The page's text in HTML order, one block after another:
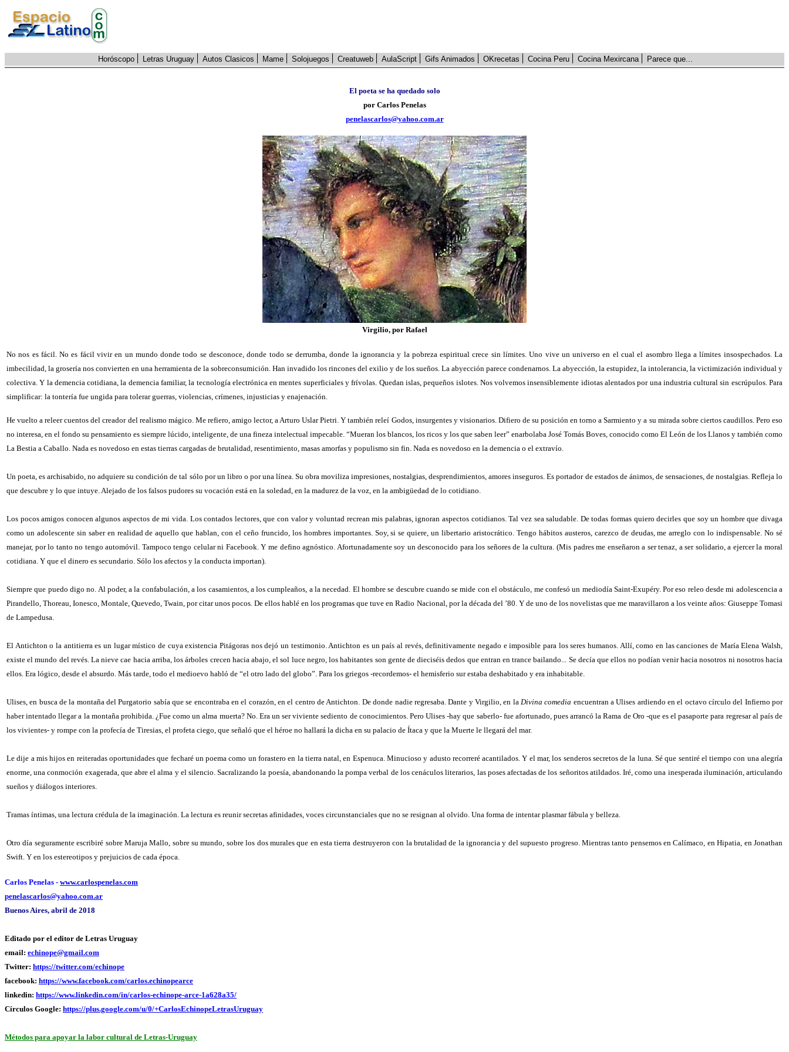
Horóscopo Letras Uruguay Autos Clasicos Mame Solojuegos Creatuweb AulaScript Gifs Animados OKrecetas Cocina Peru Cocina Mexircana Parece que...
El poeta se ha quedado solo
por Carlos Penelas
penelascarlos@yahoo.com.ar
Virgilio, por Rafael
No nos es fácil. No es fácil vivir en un mundo donde todo se desconoce, donde todo se derrumba, donde la ignorancia y la pobreza espiritual crece sin límites. Uno vive un universo en el cual el asombro llega a límites insospechados. La
imbecilidad, la grosería nos convierten en una herramienta de la sobreconsumición. Han invadido los rincones del exilio y de los sueños. La abyección parece condenarnos. La abyección, la estupidez, la intolerancia, la victimización individual y
colectiva. Y la demencia cotidiana, la demencia familiar, la tecnología electrónica en mentes superficiales y frívolas. Quedan islas, pequeños islotes. Nos volvemos insensiblemente idiotas alentados por una industria cultural sin escrúpulos. Para
simplificar: la tontería fue ungida para tolerar guerras, violencias, crímenes, injusticias y enajenación.
He vuelto a releer cuentos del creador del realismo mágico. Me refiero, amigo lector, a Arturo Uslar Pietri. Y también releí Godos, insurgentes y visionarios. Difiero de su posición en torno a Sarmiento y a su mirada sobre ciertos caudillos. Pero eso
no interesa, en el fondo su pensamiento es siempre lúcido, inteligente, de una fineza intelectual impecable. “Mueran los blancos, los ricos y los que saben leer” enarbolaba José Tomás Boves, conocido como El León de los Llanos y también como
La Bestia a Caballo. Nada es novedoso en estas tierras cargadas de brutalidad, resentimiento, masas amorfas y populismo sin fin. Nada es novedoso en la demencia o el extravío.
Un poeta, es archisabido, no adquiere su condición de tal sólo por un libro o por una línea. Su obra moviliza impresiones, nostalgias, desprendimientos, amores inseguros. Es portador de estados de ánimos, de sensaciones, de nostalgias. Refleja lo
que descubre y lo que intuye. Alejado de los falsos pudores su vocación está en la soledad, en la madurez de la voz, en la ambigüedad de lo cotidiano.
Los pocos amigos conocen algunos aspectos de mi vida. Los contados lectores, que con valor y voluntad recrean mis palabras, ignoran aspectos cotidianos. Tal vez sea saludable. De todas formas quiero decirles que soy un hombre que divaga
como un adolescente sin saber en realidad de aquello que hablan, con el ceño fruncido, los hombres importantes. Soy, si se quiere, un libertario aristocrático. Tengo hábitos austeros, carezco de deudas, me arreglo con lo indispensable. No sé
manejar, por lo tanto no tengo automóvil. Tampoco tengo celular ni Facebook. Y me defino agnóstico. Afortunadamente soy un desconocido para los señores de la cultura. (Mis padres me enseñaron a ser tenaz, a ser solidario, a ejercer la moral
cotidiana. Y que el dinero es secundario. Sólo los afectos y la conducta importan).
Siempre que puedo digo no. Al poder, a la confabulación, a los casamientos, a los cumpleaños, a la necedad. El hombre se descubre cuando se mide con el obstáculo, me confesó un mediodía Saint-Exupéry. Por eso releo desde mi adolescencia a
Pirandello, Thoreau, Ionesco, Montale, Quevedo, Twain, por citar unos pocos. De ellos hablé en los programas que tuve en Radio Nacional, por la década del ’80. Y de uno de los novelistas que me maravillaron a los veinte años: Giuseppe Tomasi
de Lampedusa.
El Antichton o la antitierra es un lugar místico de cuya existencia Pitágoras nos dejó un testimonio. Antichton es un país al revés, definitivamente negado e imposible para los seres humanos. Allí, como en las canciones de María Elena Walsh,
existe el mundo del revés. La nieve cae hacia arriba, los árboles crecen hacia abajo, el sol luce negro, los habitantes son gente de dieciséis dedos que entran en trance bailando... Se decía que ellos no podían venir hacia nosotros ni nosotros hacia
ellos. Era lógico, desde el absurdo. Más tarde, todo el medioevo habló de “el otro lado del globo”. Para los griegos -recordemos- el hemisferio sur estaba deshabitado y era inhabitable.
Ulises, en busca de la montaña del Purgatorio sabía que se encontraba en el corazón, en el centro de Antichton. De donde nadie regresaba. Dante y Virgilio, en la Divina comedia encuentran a Ulises ardiendo en el octavo círculo del Infierno por
haber intentado llegar a la montaña prohibida. ¿Fue como un alma muerta? No. Era un ser viviente sediento de conocimientos. Pero Ulises -hay que saberlo- fue afortunado, pues arrancó la Rama de Oro -que es el pasaporte para regresar al país de
los vivientes- y rompe con la profecía de Tiresias, el profeta ciego, que señaló que el héroe no hallará la dicha en su palacio de Ítaca y que la Muerte le llegará del mar.
Le dije a mis hijos en reiteradas oportunidades que fecharé un poema como un forastero en la tierra natal, en Espenuca. Minucioso y adusto recorreré acantilados. Y el mar, los senderos secretos de la luna. Sé que sentiré el tiempo con una alegría
enorme, una conmoción exagerada, que abre el alma y el silencio. Sacralizando la poesía, abandonando la pompa verbal de los cenáculos literarios, las poses afectadas de los señoritos atildados. Iré, como una inesperada iluminación, articulando
sueños y diálogos interiores.
Tramas íntimas, una lectura crédula de la imaginación. La lectura es reunir secretas afinidades, voces circunstanciales que no se resignan al olvido. Una forma de intentar plasmar fábula y belleza.
Otro día seguramente escribiré sobre Maruja Mallo, sobre su mundo, sobre los dos murales que en esta tierra destruyeron con la brutalidad de la ignorancia y del supuesto progreso. Mientras tanto pensemos en Calímaco, en Hipatia, en Jonathan
Swift. Y en los estereotipos y prejuicios de cada época.
Carlos Penelas - www.carlospenelas.com
penelascarlos@yahoo.com.ar
Buenos Aires, abril de 2018
Editado por el editor de Letras Uruguay
email: echinope@gmail.com
Twitter: https://twitter.com/echinope
facebook: https://www.facebook.com/carlos.echinopearce
linkedin: https://www.linkedin.com/in/carlos-echinope-arce-1a628a35/
Círculos Google: https://plus.google.com/u/0/+CarlosEchinopeLetrasUruguay
Métodos para apoyar la labor cultural de Letras-Uruguay